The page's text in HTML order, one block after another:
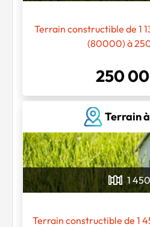
Terrain constructible de 1
(80000) à
250
Terrain
1 450
Terrain constructible de 1